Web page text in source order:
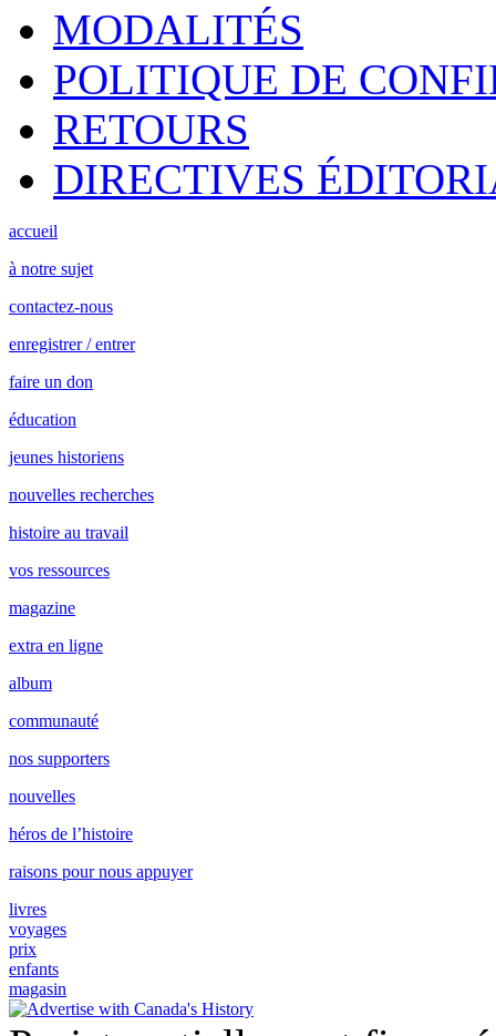
MODALITÉS
POLITIQUE DE
RETOURS
DIRECTIVES
accueil
à notre sujet
contactez-nous
enregistrer / entrer
faire un don
éducation
jeunes historiens
nouvelles recherches
histoire au travail
vos ressources
magazine
extra en ligne
album
communauté
nos supporters
nouvelles
héros de l’histoire
raisons pour nous appuyer
livres
voyages
prix
enfants
magasin